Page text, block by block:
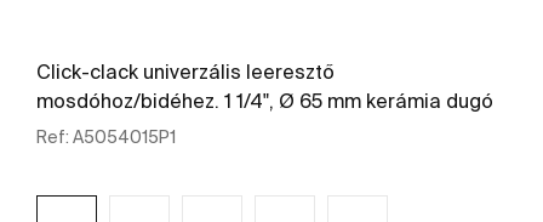
Click-clack univerzális leeresztő
mosdóhoz/bidéhez. 1 1/4", Ø 65 mm kerámia dugó
Ref: A5054015P1